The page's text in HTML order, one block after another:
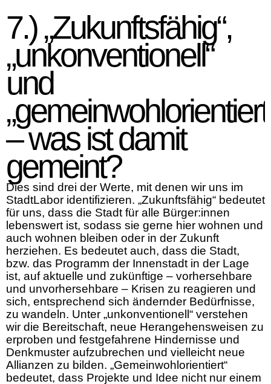
7.) „Zukunftsfähig“,
„unkonventionell“
und
– was ist damit
gemeint?
Dies sind drei der Werte, mit denen wir uns im
StadtLabor identifizieren. „Zukunftsfähig“ bedeutet
für uns, dass die Stadt für alle Bürger:innen
lebenswert ist, sodass sie gerne hier wohnen und
auch wohnen bleiben oder in der Zukunft
herziehen. Es bedeutet auch, dass die Stadt,
bzw. das Programm der Innenstadt in der Lage
ist, auf aktuelle und zukünftige – vorhersehbare
und unvorhersehbare – Krisen zu reagieren und
sich, entsprechend sich ändernder Bedürfnisse,
zu wandeln. Unter „unkonventionell“ verstehen
wir die Bereitschaft, neue Herangehensweisen zu
erproben und festgefahrene Hindernisse und
Denkmuster aufzubrechen und vielleicht neue
Allianzen zu bilden. „Gemeinwohlorientiert“
bedeutet, dass Projekte und Idee nicht nur einem